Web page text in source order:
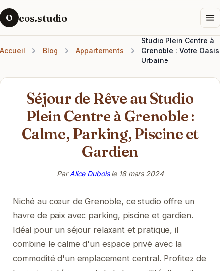
O cos.studio
Accueil Blog Appartements
Studio Plein Centre à
Grenoble : Votre Oasis
Urbaine
Séjour de Rêve au Studio
Plein Centre à Grenoble :
Calme, Parking, Piscine et
Gardien
ParAlice Duboisle 18 mars 2024
Niché au cœur de Grenoble, ce studio offre un
havre de paix avec parking, piscine et gardien.
Idéal pour un séjour relaxant et pratique, il
combine le calme d'un espace privé avec la
commodité d'un emplacement central. Profitez de